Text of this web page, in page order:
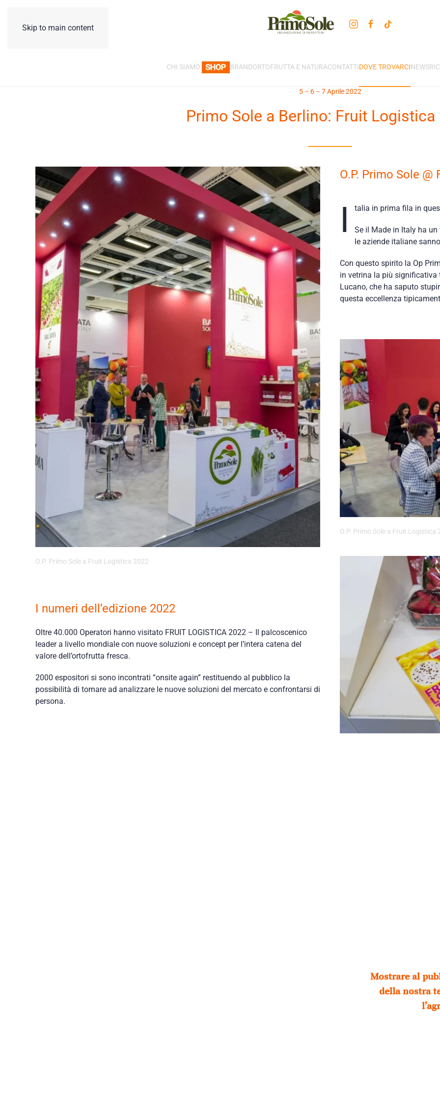
Skip to main content
CHI SIAMO BRANDORTOFRUTTA E NATURACONTATTIDOVE TROVARCINEWS
5 – 6 – 7 Aprile 2022
Primo Sole a Berlino: Fruit Logistica
O.P. Primo Sole a Fruit Logistica 2022
I numeri dell’edizione 2022
Oltre 40.000 Operatori hanno visitato FRUIT LOGISTICA 2022 – Il palcoscenico
leader a livello mondiale con nuove soluzioni e concept per l’intera catena del
valore dell’ortofrutta fresca.
2000 espositori si sono incontrati “onsite again” restituendo al pubblico la
possibilità di tornare ad analizzare le nuove soluzioni del mercato e confrontarsi di
persona.
O.P. Primo Sole
I talia in prima fila in
Se il Made in Italy ha
le aziende italiane
Con questo spirito la Op
in vetrina la più significativa
Lucano, che ha saputo
questa eccellenza
O.P. Primo Sole a Fruit Logistica
Mostrare al
della nostra